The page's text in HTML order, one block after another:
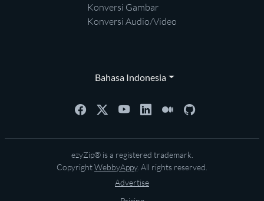
Konversi Gambar
Konversi Audio/Video
Bahasa Indonesia
ezyZip® is a registered trademark.
CopyrightWebbyAppy. All rights reserved.
Advertise